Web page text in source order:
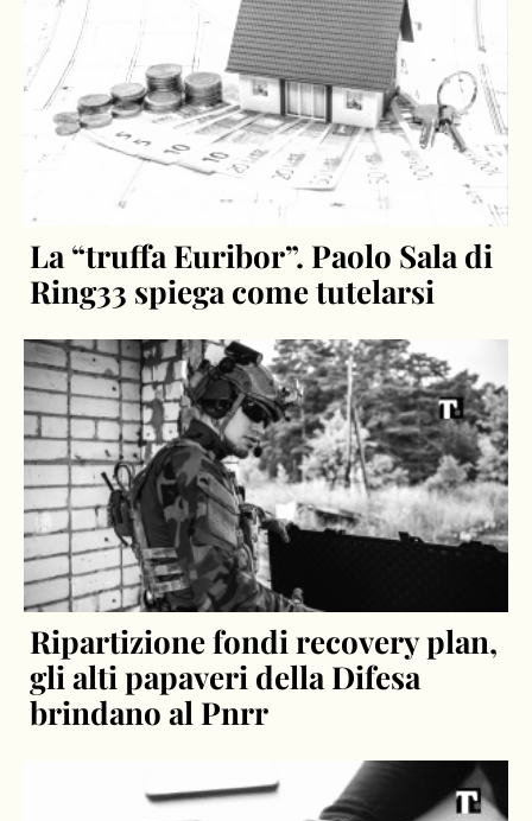
La “truffa Euribor”. Paolo Sala di
Ring33 spiega come tutelarsi
Ripartizione fondi recovery plan,
gli alti papaveri della Difesa
brindano al Pnrr